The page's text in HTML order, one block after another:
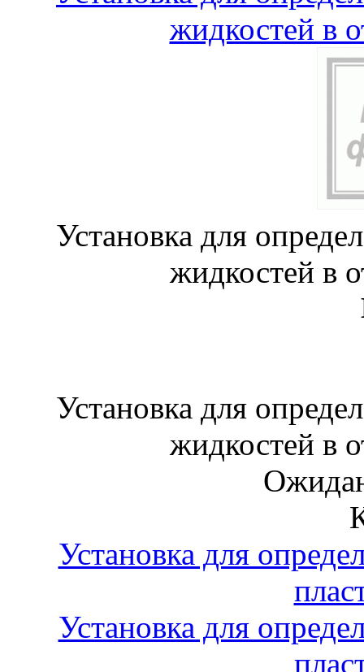
жидкостей в
Установка для
жидкостей в
Установка для
жидкостей в
Установка для
Установка для